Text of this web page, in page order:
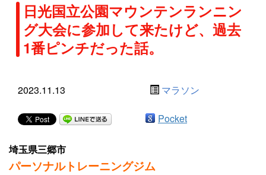
日光国立公園マウンテンランニン
グ大会に参加して来たけど、過去
1番ピンチだった話。
2023.11.13 マラソン
Pocket
埼玉県三郷市
パーソナルトレーニングジム